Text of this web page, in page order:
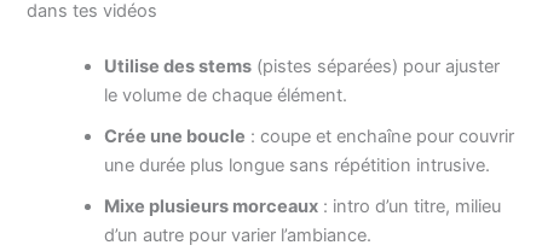
dans tes vidéos
Utilise des stems (pistes séparées) pour ajuster
le volume de chaque élément.
Crée une boucle : coupe et enchaîne pour couvrir
une durée plus longue sans répétition intrusive.
Mixe plusieurs morceaux : intro d’un titre, milieu
d’un autre pour varier l’ambiance.